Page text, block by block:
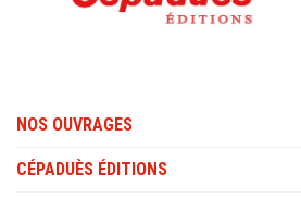
NOS OUVRAGES
CÉPADUÈS ÉDITIONS